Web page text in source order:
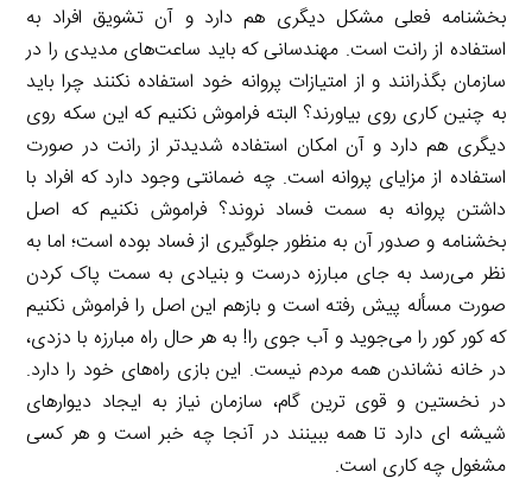
بخشنامه فعلی مشکل دیگری هم دارد و آن تشویق افراد به
استفاده از رانت است. مهندسانی که باید ساعت‌های مدیدی را در
سازمان بگذرانند و از امتیازات پروانه خود استفاده نکنند چرا باید
به چنین کاری روی بیاورند؟ البته فراموش نکنیم که این سکه روی
دیگری هم دارد و آن امکان استفاده شدیدتر از رانت در صورت
استفاده از مزایای پروانه است. چه ضمانتی وجود دارد که افراد با
داشتن پروانه به سمت فساد نروند؟ فراموش نکنیم که اصل
بخشنامه و صدور آن به منظور جلوگیری از فساد بوده است؛ اما به
نظر می‌رسد به جای مبارزه درست و بنیادی به سمت پاک کردن
صورت مسأله پیش رفته است و بازهم این اصل را فراموش نکنیم
که کور کور را می‌جوید و آب جوی را! به هر حال راه مبارزه با دزدی،
در خانه نشاندن همه مردم نیست. این بازی راه‌های خود را دارد.
در نخستین و قوی ترین گام، سازمان نیاز به ایجاد دیوارهای
شیشه ای دارد تا همه ببینند در آنجا چه خبر است و هر کسی
مشغول چه کاری است.